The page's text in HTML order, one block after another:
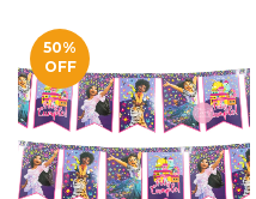
50%
OFF